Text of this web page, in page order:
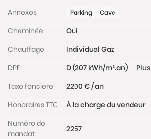
Annexes
Parking Cave
Cheminée
Oui
Chauffage
Individuel Gaz
DPE
D (207 kWh/m².an)
Taxe foncière
2200 € / an
Honoraires TTC
À la charge du vendeur
Numéro de
mandat
2257